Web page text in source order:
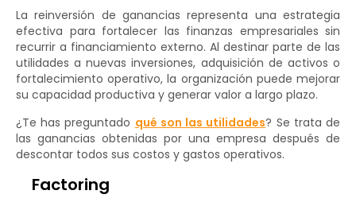
La reinversión de ganancias representa una estrategia
efectiva para fortalecer las finanzas empresariales sin
recurrir a financiamiento externo. Al destinar parte de las
utilidades a nuevas inversiones, adquisición de activos o
fortalecimiento operativo, la organización puede mejorar
su capacidad productiva y generar valor a largo plazo.
¿Te has preguntado qué son las utilidades? Se trata de
las ganancias obtenidas por una empresa después de
descontar todos sus costos y gastos operativos.
Factoring